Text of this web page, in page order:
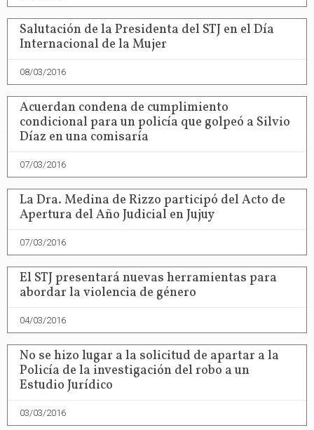
Salutación de la Presidenta del STJ en el Día
Internacional de la Mujer
08/03/2016
Acuerdan condena de cumplimiento
condicional para un policía que golpeó a Silvio
Díaz en una comisaría
07/03/2016
La Dra. Medina de Rizzo participó del Acto de
Apertura del Año Judicial en Jujuy
07/03/2016
El STJ presentará nuevas herramientas para
abordar la violencia de género
04/03/2016
No se hizo lugar a la solicitud de apartar a la
Policía de la investigación del robo a un
Estudio Jurídico
03/03/2016